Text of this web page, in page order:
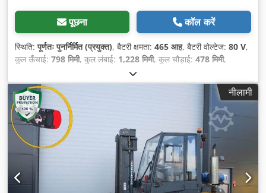
पूछना कॉल करें
स्थिति:पूर्णतः पुनर्निर्मित (प्रयुक्त), बैटरी क्षमता: 465 आह, बैटरी वोल्टेज: 80 V,
कुल ऊँचाई: 798 मिमी, कुल लंबाई: 1,228 मिमी, कुल चौड़ाई: 478 मिमी,
नीलामी